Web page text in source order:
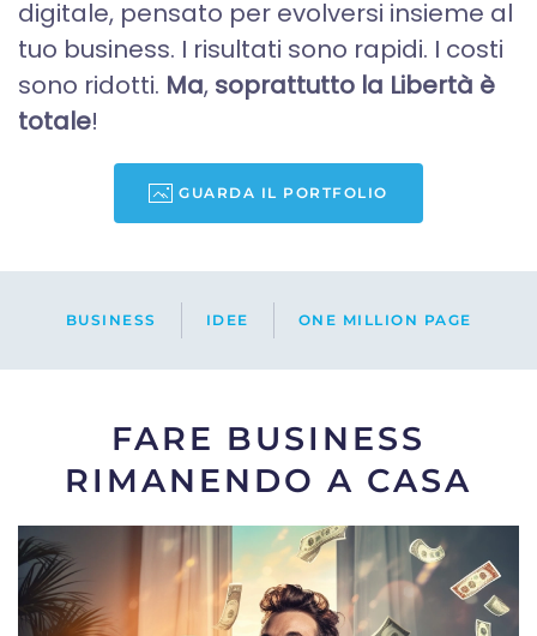
digitale, pensato per evolversi insieme al
tuo business. I risultati sono rapidi. I costi
sono ridotti. Ma, soprattutto la Libertà è
totale!
GUARDA IL PORTFOLIO
BUSINESS IDEE ONE MILLION PAGE
FARE BUSINESS
RIMANENDO A CASA